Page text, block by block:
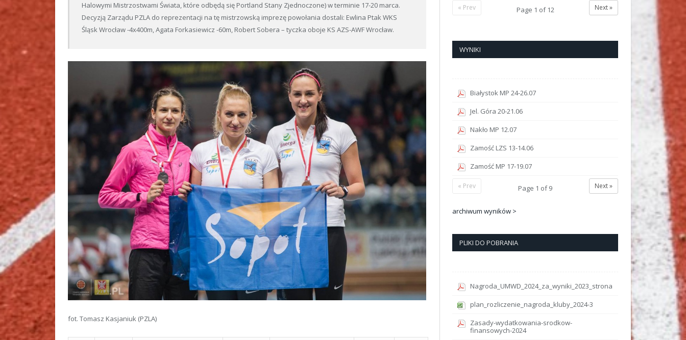
Halowymi Mistrzostwami Świata, które odbędą się Portland Stany Zjednoczone) w terminie 17-20 marca.
Decyzją Zarządu PZLA do reprezentacji na tę mistrzowską imprezę powołania dostali: Ewlina Ptak WKS
Śląsk Wrocław -4x400m, Agata Forkasiewicz -60m, Robert Sobera – tyczka oboje KS AZS-AWF Wrocław.
fot. Tomasz Kasjaniuk (PZLA)
Next »
Page 1 of12
« Prev
WYNIKI
Białystok MP 24-26.07
Jel. Góra 20-21.06
Nakło MP 12.07
Zamość LZS 13-14.06
Zamość MP 17-19.07
Next »
Page 1 of9
« Prev
archiwum wyników >
PLIKI DO POBRANIA
Nagroda_UMWD_2024_za_wyniki_2023_strona
plan_rozliczenie_nagroda_kluby_2024-3
Zasady-wydatkowania-srodkow-
finansowych-2024